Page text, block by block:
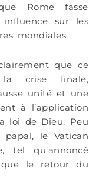
Rome fasse
sur les
mondiales.
que ce
la crise finale,
unité et une
à l’application
loi de Dieu. Peu
le Vatican
tel qu’annoncé
que le retour du